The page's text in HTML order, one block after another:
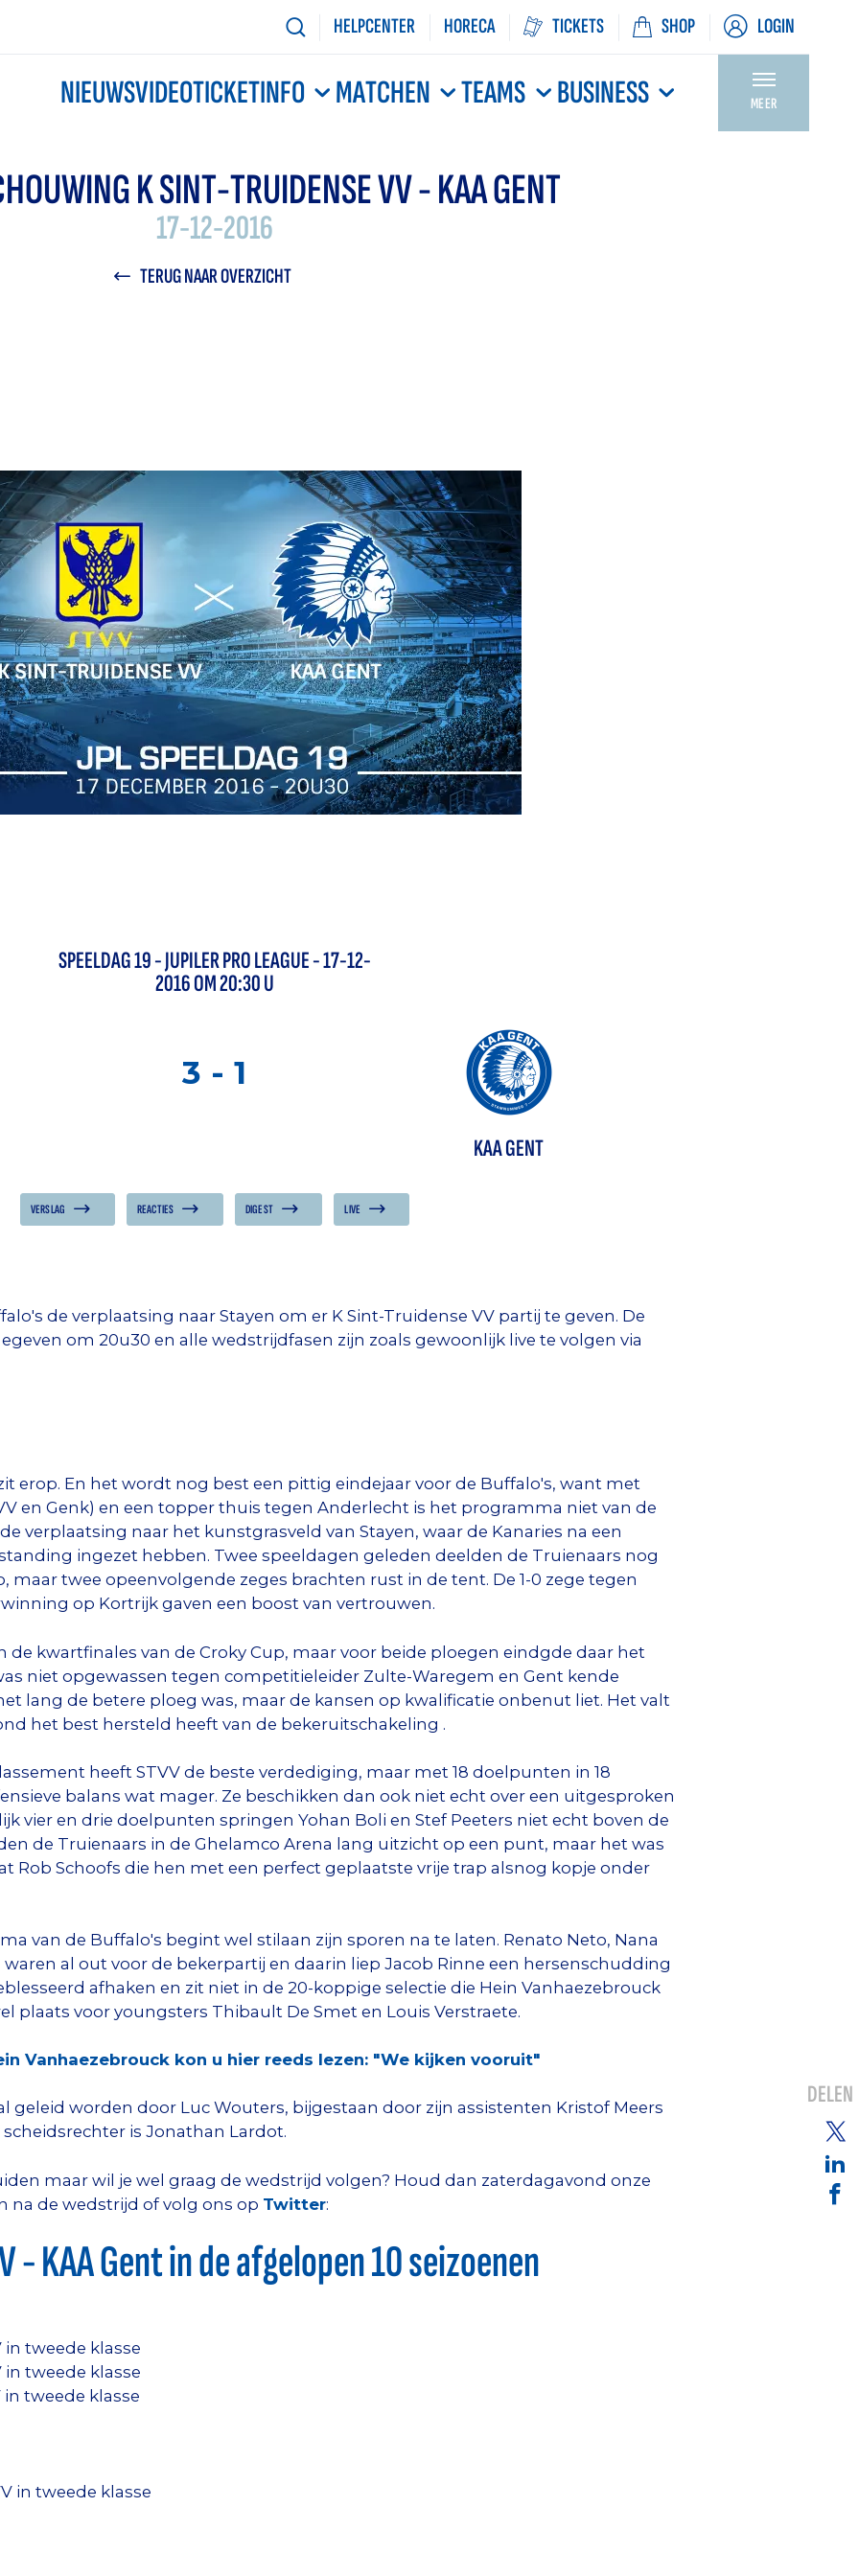
HELPCENTER HORECA TICKETS SHOP LOGIN
NIEUWSVIDEOTICKETINFO MATCHEN TEAMS BUSINESS MEER
K SINT-TRUIDENSE VV - KAA GENT
17-12-2016
TERUG NAAR OVERZICHT
SPEELDAG19-JUPILER PRO LEAGUE- 17-12-
2016 OM 20:30 U
3 - 1
KAA GENT
VERSLAG REACTIES DIGEST LIVE
de verplaatsing naar Stayen om er K Sint-Truidense VV partij te geven. De
om 20u30 en alle wedstrijdfasen zijn zoals gewoonlijk live te volgen via
erop. En het wordt nog best een pittig eindejaar voor de Buffalo's, want met
en Genk) en een topper thuis tegen Anderlecht is het programma niet van de
verplaatsing naar het kunstgrasveld van Stayen, waar de Kanaries na een
ingezet hebben. Twee speeldagen geleden deelden de Truienaars nog
maar twee opeenvolgende zeges brachten rust in de tent. De 1-0 zege tegen
op Kortrijk gaven een boost van vertrouwen.
de kwartfinales van de Croky Cup, maar voor beide ploegen eindgde daar het
niet opgewassen tegen competitieleider Zulte-Waregem en Gent kende
lang de betere ploeg was, maar de kansen op kwalificatie onbenut liet. Het valt
het best hersteld heeft van de bekeruitschakeling .
heeft STVV de beste verdediging, maar met 18 doelpunten in 18
balans wat mager. Ze beschikken dan ook niet echt over een uitgesproken
vier en drie doelpunten springen Yohan Boli en Stef Peeters niet echt boven de
de Truienaars in de Ghelamco Arena lang uitzicht op een punt, maar het was
Rob Schoofs die hen met een perfect geplaatste vrije trap alsnog kopje onder
van de Buffalo's begint wel stilaan zijn sporen na te laten. Renato Neto, Nana
al out voor de bekerpartij en daarin liep Jacob Rinne een hersenschudding
afhaken en zit niet in de 20-koppige selectie die Hein Vanhaezebrouck
plaats voor youngsters Thibault De Smet en Louis Verstraete.
Vanhaezebrouck kon u hier reeds lezen: "We kijken vooruit"
geleid worden door Luc Wouters, bijgestaan door zijn assistenten Kristof Meers
is Jonathan Lardot.
maar wil je wel graag de wedstrijd volgen? Houd dan zaterdagavond onze
na de wedstrijd of volg ons op Twitter:
- KAA Gent in de afgelopen 10 seizoenen
in tweede klasse
in tweede klasse
in tweede klasse
in tweede klasse
DELEN